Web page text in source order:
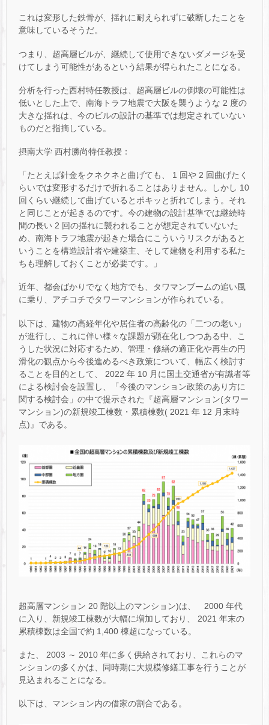
これは変形した鉄骨が、揺れに耐えられずに破断したことを
意味しているそうだ。
つまり、超高層ビルが、継続して使用できないダメージを受
けてしまう可能性があるという結果が得られたことになる。
分析を行った西村特任教授は、超高層ビルの倒壊の可能性は
低いとした上で、南海トラフ地震で大阪を襲うような 2 度の
大きな揺れは、今のビルの設計の基準では想定されていない
ものだと指摘している。
摂南大学 西村勝尚特任教授：
「たとえば針金をクネクネと曲げても、 1 回や 2 回曲げたく
らいでは変形するだけで折れることはありません。しかし 10
回くらい継続して曲げているとポキッと折れてしまう。それ
と同じことが起きるのです。今の建物の設計基準では継続時
間の長い 2 回の揺れに襲われることが想定されていないた
め、南海トラフ地震が起きた場合にこういうリスクがあると
いうことを構造設計者や建築主、そして建物を利用する私た
ちも理解しておくことが必要です。」
近年、都会ばかりでなく地方でも、タワマンブームの追い風
に乗り、アチコチでタワーマンションが作られている。
以下は、建物の高経年化や居住者の高齢化の「二つの老い」
が進行し、これに伴い様々な課題が顕在化しつつある中、こ
うした状況に対応するため、管理・修繕の適正化や再生の円
滑化の観点から今後進めるべき政策について、幅広く検討す
ることを目的として、 2022 年 10 月に国土交通省が有識者等
による検討会を設置し、「今後のマンション政策のあり方に
関する検討会」の中で提示された『超高層マンション(タワー
マンション)の新規竣工棟数・累積棟数( 2021 年 12 月末時
点)』である。
超高層マンション 20 階以上のマンション)は、 2000 年代
に入り、新規竣工棟数が大幅に増加しており、 2021 年末の
累積棟数は全国で約 1,400 棟超になっている。
また、 2003 ～ 2010 年に多く供給されており、これらのマ
ンションの多くかは、同時期に大規模修繕工事を行うことが
見込まれることになる。
以下は、マンション内の借家の割合である。